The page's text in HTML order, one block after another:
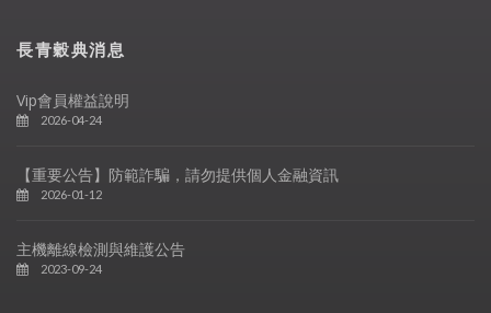
長青穀典消息
Vip會員權益說明
2026-04-24
【重要公告】防範詐騙，請勿提供個人金融資訊
2026-01-12
主機離線檢測與維護公告
2023-09-24